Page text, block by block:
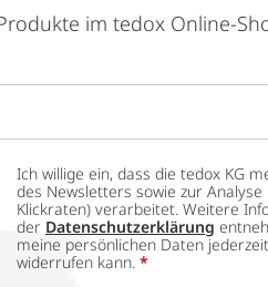
im tedox Online-
Ich willige ein, dass die tedox KG
des Newsletters sowie zur
Klickraten) verarbeitet. Weitere
der Datenschutzerklärung
meine persönlichen Daten
widerrufen kann. *